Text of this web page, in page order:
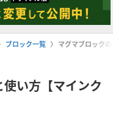
ブロック一覧 マグマブロック
い方【マインク